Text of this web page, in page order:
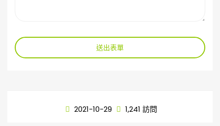
送出表單
2021-10-29 1,241 訪問